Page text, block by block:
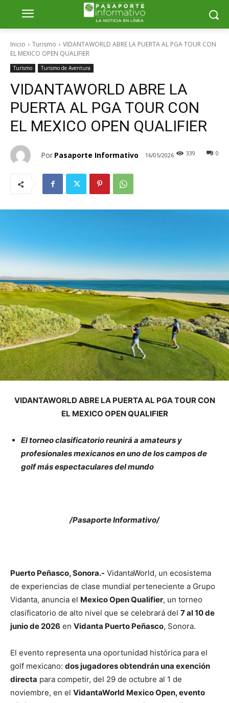
Inicio Turismo
VIDANTAWORLD ABRE LA PUERTA AL PGA TOUR CON
EL MEXICO OPEN QUALIFIER
Turismo Turismo de Aventura
VIDANTAWORLD ABRE LA
PUERTA AL PGA TOUR CON
EL MEXICO OPEN QUALIFIER
Por Pasaporte Informativo 16/05/2026 0
339
VIDANTAWORLD ABRE LA PUERTA AL PGA TOUR CON
EL MEXICO OPEN QUALIFIER
El torneo clasificatorio reunirá a amateurs y
profesionales mexicanos en uno de los campos de
golf más espectaculares del mundo
/Pasaporte Informativo/
Puerto Peñasco, Sonora.- VidantaWorld, un ecosistema
de experiencias de clase mundial perteneciente a Grupo
Vidanta, anuncia el Mexico Open Qualifier, un torneo
clasificatorio de alto nivel que se celebrará del 7 al 10 de
junio de 2026 en Vidanta Puerto Peñasco, Sonora.
El evento representa una oportunidad histórica para el
golf mexicano: dos jugadores obtendrán una exención
directa para competir, del 29 de octubre al 1 de
noviembre, en el VidantaWorld Mexico Open, evento